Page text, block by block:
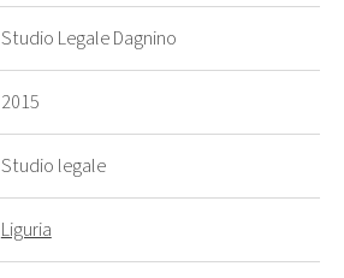
Studio Legale Dagnino
2015
Studio legale
Liguria